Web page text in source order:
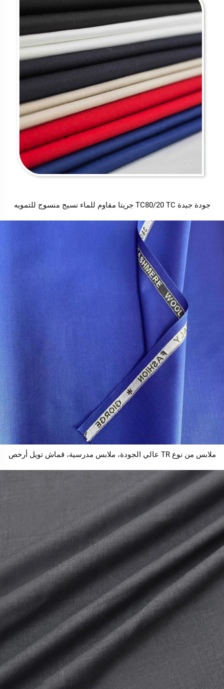
جودة جيدة TC80/20 TC جريتا مقاوم للماء نسيج منسوج للتمويه
ملابس من نوع TR عالي الجودة، ملابس مدرسية، قماش تويل أرخص